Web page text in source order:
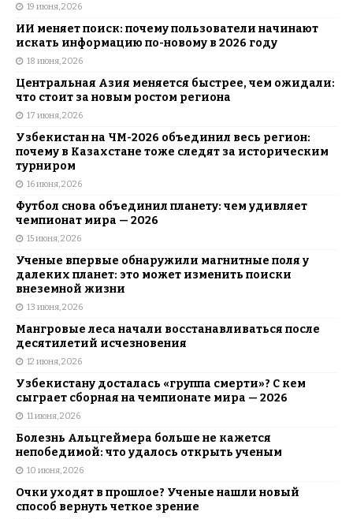
19 июня, 2026
ИИ меняет поиск: почему пользователи начинают
искать информацию по-новому в 2026 году
18 июня, 2026
Центральная Азия меняется быстрее, чем ожидали:
что стоит за новым ростом региона
17 июня, 2026
Узбекистан на ЧМ-2026 объединил весь регион:
почему в Казахстане тоже следят за историческим
турниром
16 июня, 2026
Футбол снова объединил планету: чем удивляет
чемпионат мира — 2026
15 июня, 2026
Ученые впервые обнаружили магнитные поля у
далеких планет: это может изменить поиски
внеземной жизни
13 июня, 2026
Мангровые леса начали восстанавливаться после
десятилетий исчезновения
12 июня, 2026
Узбекистану досталась «группа смерти»? С кем
сыграет сборная на чемпионате мира — 2026
11 июня, 2026
Болезнь Альцгеймера больше не кажется
непобедимой: что удалось открыть ученым
10 июня, 2026
Очки уходят в прошлое? Ученые нашли новый
способ вернуть четкое зрение